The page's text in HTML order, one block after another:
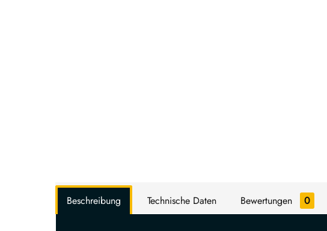
Beschreibung Technische Daten Bewertungen 0